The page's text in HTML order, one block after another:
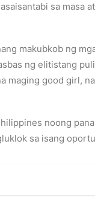
sa masa
makubkob ng
ng elitistang
maging good girl,
noong
sa isang